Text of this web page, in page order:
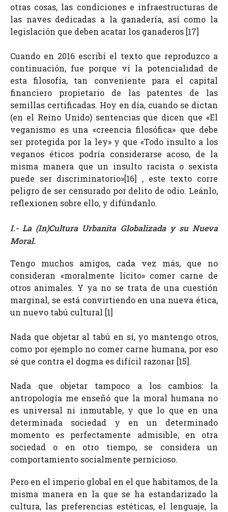
otras cosas, las condiciones e infraestructuras de
las naves dedicadas a la ganadería, así como la
legislación que deben acatar los ganaderos [17]
Cuando en 2016 escribí el texto que reproduzco a
continuación, fue porque ví la potencialidad de
esta filosofía, tan conveniente para el capital
financiero propietario de las patentes de las
semillas certificadas. Hoy en día, cuando se dictan
(en el Reino Unido) sentencias que dicen que «El
veganismo es una «creencia filosófica» que debe
ser protegida por la ley» y que «Todo insulto a los
veganos éticos podría considerarse acoso, de la
misma manera que un insulto racista o sexista
puede ser discriminatorio»[16] , este texto corre
peligro de ser censurado por delito de odio. Leánlo,
reflexionen sobre ello, y difúndanlo.
I.- La (In)Cultura Urbanita Globalizada y su Nueva
Moral.
Tengo muchos amigos, cada vez más, que no
consideran «moralmente lícito» comer carne de
otros animales. Y ya no se trata de una cuestión
marginal, se está convirtiendo en una nueva ética,
un nuevo tabú cultural [1]
Nada que objetar al tabú en sí, yo mantengo otros,
como por ejemplo no comer carne humana, por eso
sé que contra el dogma es difícil razonar [15].
Nada que objetar tampoco a los cambios: la
antropología me enseñó que la moral humana no
es universal ni inmutable, y que lo que en una
determinada sociedad y en un determinado
momento es perfectamente admisible, en otra
sociedad o en otro tiempo, se considera un
comportamiento socialmente pernicioso.
Pero en el imperio global en el que habitamos, de la
misma manera en la que se ha estandarizado la
cultura, las preferencias estéticas, el lenguaje, la